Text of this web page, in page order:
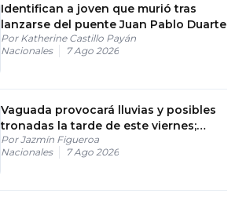
Identifican a joven que murió tras
lanzarse del puente Juan Pablo Duarte
Por Katherine Castillo Payán
Nacionales
7 Ago 2026
Vaguada provocará lluvias y posibles
tronadas la tarde de este viernes;
continuarán las altas temperaturas
PorJazmín Figueroa
Nacionales
7 Ago 2026